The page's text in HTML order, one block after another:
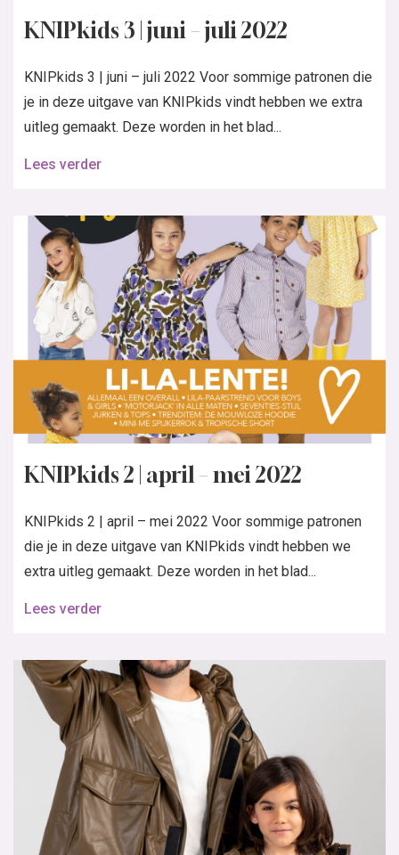
KNIPkids 3 | juni – juli 2022
KNIPkids 3 | juni – juli 2022 Voor sommige patronen die
je in deze uitgave van KNIPkids vindt hebben we extra
uitleg gemaakt. Deze worden in het blad...
Lees verder
KNIPkids 2 | april – mei 2022
KNIPkids 2 | april – mei 2022 Voor sommige patronen
die je in deze uitgave van KNIPkids vindt hebben we
extra uitleg gemaakt. Deze worden in het blad...
Lees verder